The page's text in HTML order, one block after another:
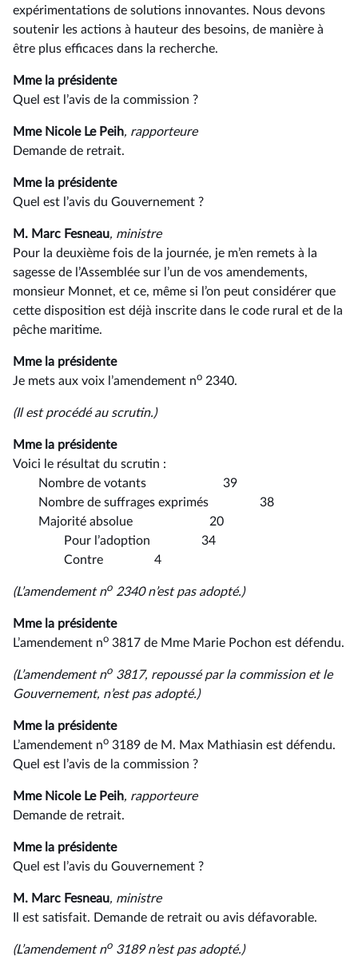
expérimentations de solutions innovantes. Nous devons
soutenir les actions à hauteur des besoins, de manière à
être plus efficaces dans la recherche.
Mme la présidente
Quel est l’avis de la commission ?
Mme Nicole Le Peih, rapporteure
Demande de retrait.
Mme la présidente
Quel est l’avis du Gouvernement ?
M. Marc Fesneau, ministre
Pour la deuxième fois de la journée, je m’en remets à la
sagesse de l’Assemblée sur l’un de vos amendements,
monsieur Monnet, et ce, même si l’on peut considérer que
cette disposition est déjà inscrite dans le code rural et de la
pêche maritime.
Mme la présidente
Je mets aux voix l’amendement no 2340.
(Il est procédé au scrutin.)
Mme la présidente
Voici le résultat du scrutin :
Nombre de votants 39
Nombre de suffrages exprimés 38
Majorité absolue 20
Pour l’adoption 34
Contre 4
(L’amendement no 2340 n’est pas adopté.)
Mme la présidente
L’amendement no 3817 de Mme Marie Pochon est défendu.
(L’amendement no 3817, repoussé par la commission et le
Gouvernement, n’est pas adopté.)
Mme la présidente
L’amendement no 3189 de M. Max Mathiasin est défendu.
Quel est l’avis de la commission ?
Mme Nicole Le Peih, rapporteure
Demande de retrait.
Mme la présidente
Quel est l’avis du Gouvernement ?
M. Marc Fesneau, ministre
Il est satisfait. Demande de retrait ou avis défavorable.
(L’amendement no 3189 n’est pas adopté.)